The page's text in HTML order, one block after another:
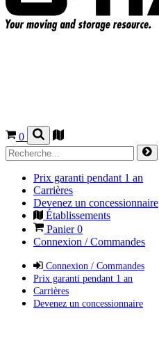
0
Prix garanti pendant 1 an
Carrières
Devenez un concessionnaire
Établissements
Panier0
Connexion / Commandes
Connexion / Commandes
Prix garanti pendant 1 an
Carrières
Devenez un concessionnaire